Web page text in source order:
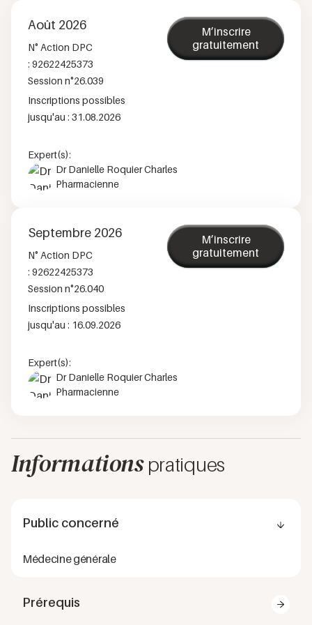
Août 2026
N° Action DPC
: 92622425373
Session n°26.039
Inscriptions possibles
jusqu'au : 31.08.2026
M’inscrire
gratuitement
Expert(s):
Dr Danielle Roquier Charles
Pharmacienne
Septembre 2026
N° Action DPC
: 92622425373
Session n°26.040
Inscriptions possibles
jusqu'au : 16.09.2026
M’inscrire
gratuitement
Expert(s):
Dr Danielle Roquier Charles
Pharmacienne
Informationspratiques
Public concerné
Médecine générale
Prérequis